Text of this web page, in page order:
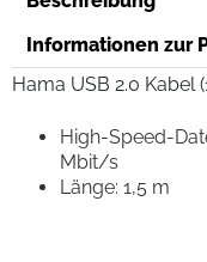
Informationen zur
Hama USB 2.0 Kabel
High-Speed-
Mbit/s
Länge: 1,5 m